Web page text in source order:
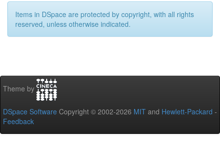
Items in DSpace are protected by copyright, with all rights
reserved, unless otherwise indicated.
Theme by
DSpace Software Copyright © 2002-2026 MIT and Hewlett-Packard -
Feedback